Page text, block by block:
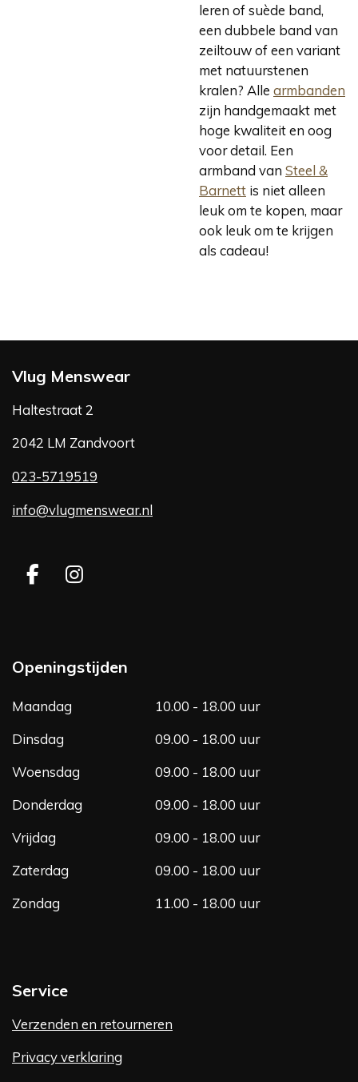
leren of suède band,
een dubbele band van
zeiltouw of een variant
met natuurstenen
kralen? Alle armbanden
zijn handgemaakt met
hoge kwaliteit en oog
voor detail. Een
armband van Steel &
Barnett is niet alleen
leuk om te kopen, maar
ook leuk om te krijgen
als cadeau!
Vlug Menswear
Haltestraat 2
2042 LM Zandvoort
023-5719519
info@vlugmenswear.nl
F
b
o
o
k
I
a
g
Openingstijden
Maandag
10.00 - 18.00 uur
Dinsdag
09.00 - 18.00 uur
Woensdag
09.00 - 18.00 uur
Donderdag
09.00 - 18.00 uur
Vrijdag
09.00 - 18.00 uur
Zaterdag
09.00 - 18.00 uur
Zondag
11.00 - 18.00 uur
Service
Verzenden en retourneren
Privacy verklaring